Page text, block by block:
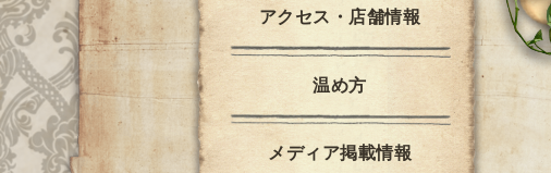
アクセス・店舗情報
温め方
メディア掲載情報